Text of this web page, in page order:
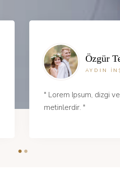
Özgür
AYDIN
" Lorem Ipsum, dizgi ve
metinlerdir. "